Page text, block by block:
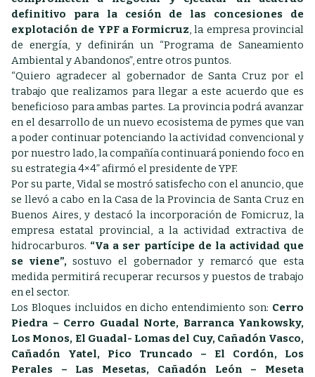
definitivo para la cesión de las concesiones de
explotación de YPF a Formicruz, la empresa provincial
de energía, y definirán un “Programa de Saneamiento
Ambiental y Abandonos”, entre otros puntos.
“Quiero agradecer al gobernador de Santa Cruz por el
trabajo que realizamos para llegar a este acuerdo que es
beneficioso para ambas partes. La provincia podrá avanzar
en el desarrollo de un nuevo ecosistema de pymes que van
a poder continuar potenciando la actividad convencional y
por nuestro lado, la compañía continuará poniendo foco en
su estrategia 4×4” afirmó el presidente de YPF.
Por su parte, Vidal se mostró satisfecho con el anuncio, que
se llevó a cabo en la Casa de la Provincia de Santa Cruz en
Buenos Aires, y destacó la incorporación de Fomicruz, la
empresa estatal provincial, a la actividad extractiva de
hidrocarburos. “Va a ser partícipe de la actividad que
se viene”,sostuvo el gobernador y remarcó que esta
medida permitirá recuperar recursos y puestos de trabajo
en el sector.
Los Bloques incluidos en dicho entendimiento son: Cerro
Piedra – Cerro Guadal Norte, Barranca Yankowsky,
Los Monos, El Guadal- Lomas del Cuy, Cañadón Vasco,
Cañadón Yatel, Pico Truncado – El Cordón, Los
Perales – Las Mesetas, Cañadón León – Meseta